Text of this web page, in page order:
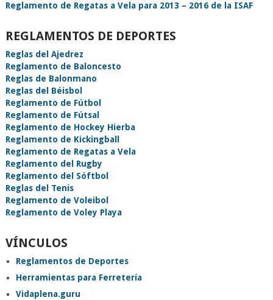
Reglamento de Regatas a Vela para 2013 – 2016 de la ISAF
REGLAMENTOS DE DEPORTES
Reglas del Ajedrez
Reglamento de Baloncesto
Reglas de Balonmano
Reglas del Béisbol
Reglamento de Fútbol
Reglamento de Fútsal
Reglamento de Hockey Hierba
Reglamento de Kickingball
Reglamento de Regatas a Vela
Reglamento del Rugby
Reglamento del Sóftbol
Reglas del Tenis
Reglamento de Voleibol
Reglamento de Voley Playa
VÍNCULOS
Reglamentos de Deportes
Herramientas para Ferretería
Vidaplena.guru